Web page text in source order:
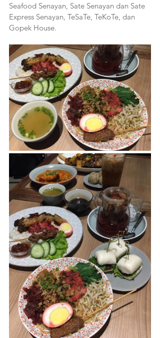
Seafood Senayan, Sate Senayan dan Sate
Express Senayan, TeSaTe, TeKoTe, dan
Gopek House.